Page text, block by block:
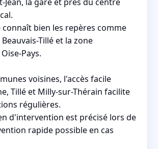
bien les repères comme
Tillé et la zone
Pays.
voisines, l'accès facile
Tillé et Milly-sur-Thérain facilite
régulières.
d'intervention est précisé lors de
rapide possible en cas